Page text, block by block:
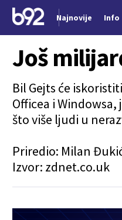
Najnovije Info
Još
Bil Gejts će
Officea i
što više ljudi u
Priredio: Milan
Izvor: zdnet.co.uk